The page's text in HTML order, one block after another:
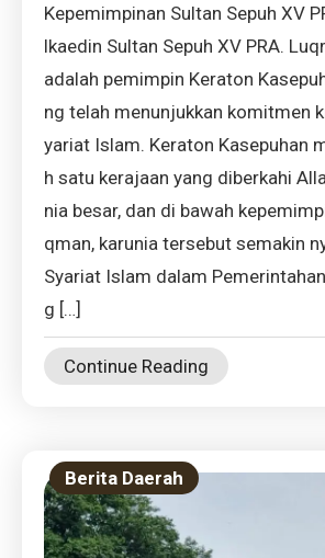
Kepemimpinan Sultan Sepuh XV
lkaedin Sultan Sepuh XV PRA.
adalah pemimpin Keraton
ng telah menunjukkan komitmen
yariat Islam. Keraton Kasepuhan
h satu kerajaan yang diberkahi
nia besar, dan di bawah
qman, karunia tersebut semakin
Syariat Islam dalam
g […]
Continue Reading
Berita Daerah